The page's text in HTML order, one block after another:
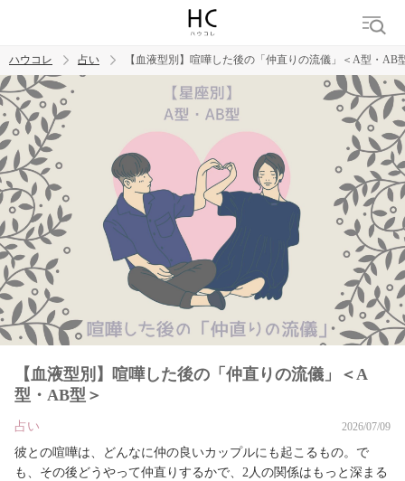
トレンド ワード
ハウコレ 占い 【血液型別】喧嘩した後の「仲直りの流儀」＜A型・AB
【血液型別】喧嘩した後の「仲直りの流儀」＜A
型・AB型＞
占い 2026/07/09
彼との喧嘩は、どんなに仲の良いカップルにも起こるもの。で
も、その後どうやって仲直りするかで、2人の関係はもっと深まる